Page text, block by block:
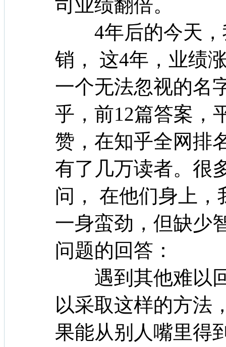
司业绩翻倍。
4年后的今天，
销， 这4年，业绩
一个无法忽视的名
乎，前12篇答案，
赞，在知乎全网排
有了几万读者。很
问， 在他们身上，
一身蛮劲，但缺
问题的回答：
遇到其他难以回
以采取这样的方法
果能从别人嘴里得